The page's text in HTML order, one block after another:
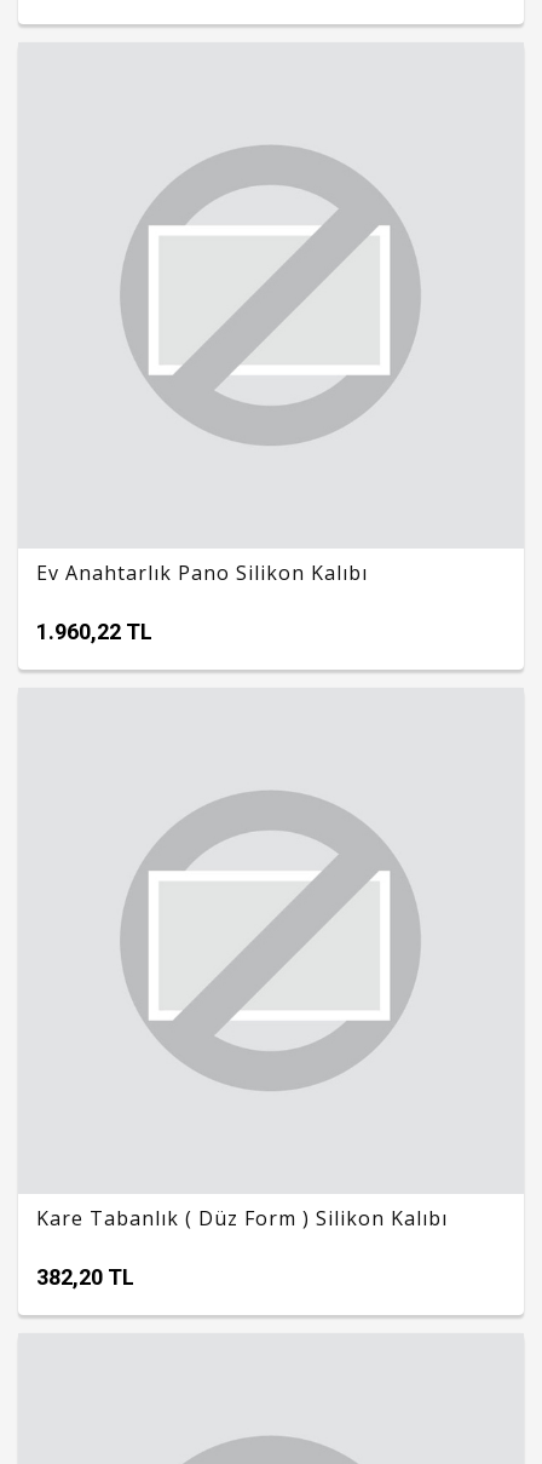
Ev Anahtarlık Pano Silikon Kalıbı
1.960,22 TL
Kare Tabanlık ( Düz Form ) Silikon Kalıbı
382,20 TL